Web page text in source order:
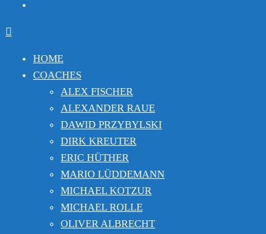
HOME
COACHES
ALEX FISCHER
ALEXANDER RAUE
DAWID PRZYBYLSKI
DIRK KREUTER
ERIC HÜTHER
MARIO LÜDDEMANN
MICHAEL KOTZUR
MICHAEL ROLLE
OLIVER ALBRECHT